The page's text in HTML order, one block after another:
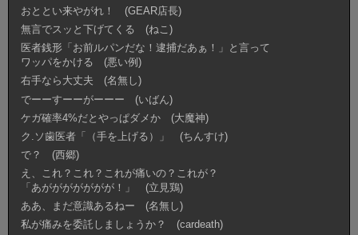
おととい来やがれ！ (GEAR店長)
無言でスッと下げてくる (ねこ)
医者銭形「お前ルパンだな！逮捕だあぁ！」と言って
ワッパをかける (悪い例)
右手なら大丈夫 (名無し)
でーーすーーがーーー (いばん)
ケガ確率4%だとやっぱダメか (大魔神)
ク.ソ歯医者「（手を上げる）」 (ちんすけ)
で？ (西郷)
え、これ？これ？これが痛いの？これが？
「あががががががが！」 (立見鶏)
ああ、まだ意識あるねー (名無し)
私が痛みを委託しましょうか？ (cardeath)